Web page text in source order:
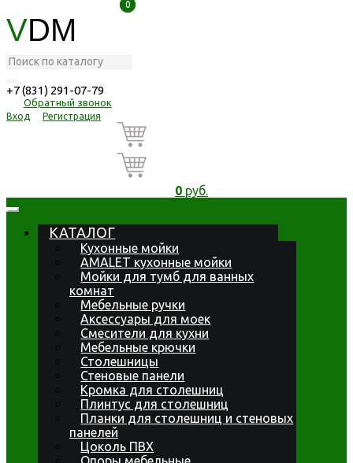
VDM
+7 (831) 291-07-79
Обратный звонок
Вход Регистрация
0
0
0руб.
КАТАЛОГ
Кухонные мойки
AMALET кухонные мойки
Мойки для тумб для ванных
комнат
Мебельные ручки
Аксессуары для моек
Смесители для кухни
Мебельные крючки
Столешницы
Стеновые панели
Кромка для столешниц
Плинтус для столешниц
Планки для столешниц и стеновых
панелей
Цоколь ПВХ